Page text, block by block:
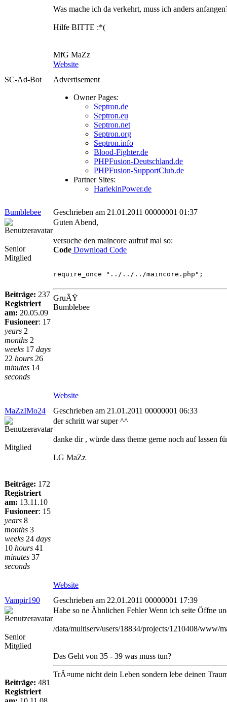
Was mache ich da verkehrt, muss ich anders
Hilfe BITTE :*(
MfG MaZz
Website
SC-Ad-Bot
Advertisement
Owner Pages:
Septron.de
Septron.eu
Septron.net
Septron.org
Septron.info
Blood-Fighter.de
PHPFusion-Deutschland.de
PHPFusion-SupportClub.de
Partner Sites:
HarlekinPower.de
Bumblebee Geschrieben am 21.01.2011 00000001 01:37
Senior
Mitglied
Beiträge: 237
Registriert
am: 20.05.09
Fusioneer: 17
years 2
months 2
weeks 17 days
22 hours 26
minutes 14
seconds
Guten Abend,
versuche den maincore aufruf mal so:
Code Download Code
require_once "../../../maincore.php";
GruÃŸ
Bumblebee
Website
MaZzIMo24
Geschrieben am 21.01.2011 00000001 06:33
Mitglied
Beiträge: 172
Registriert
am: 13.11.10
Fusioneer: 15
years 8
months 3
weeks 24 days
10 hours 41
minutes 37
seconds
der schritt war super ^^
danke dir , würde dass theme gerne noch auf lassen
LG MaZz
Website
Vampir190
Geschrieben am 22.01.2011 00000001 17:39
Senior
Mitglied
Beiträge: 481
Registriert
Habe so ne Ähnlichen Fehler Wenn ich seite Öffne
/data/multiserv/users/18834/projects/1210408/www/
Das Geht von 35 - 39 was muss tun?
TrÃ¤ume nicht dein Leben sondern lebe deinen